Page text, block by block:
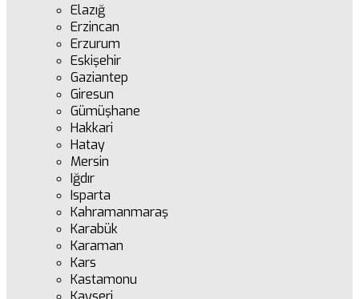
Elazığ
Erzincan
Erzurum
Eskişehir
Gaziantep
Giresun
Gümüşhane
Hakkari
Hatay
Mersin
Iğdır
Isparta
Kahramanmaraş
Karabük
Karaman
Kars
Kastamonu